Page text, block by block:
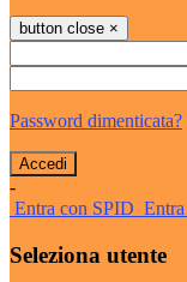
button close ×
Password dimenticata?
-
Entra con SPID
Seleziona utente